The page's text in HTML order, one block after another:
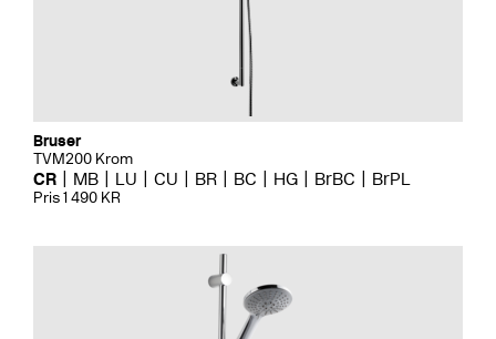
Bruser
TVM200 Krom
CR MB LU CU BR BC HG BrBC BrPL
Pris 1 490 KR